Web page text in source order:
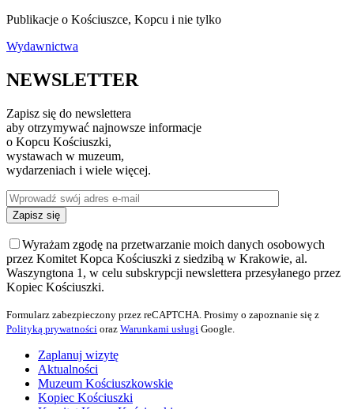
Publikacje o Kościuszce, Kopcu i nie tylko
Wydawnictwa
NEWSLETTER
Zapisz się do newslettera
aby otrzymywać najnowsze informacje
o Kopcu Kościuszki,
wystawach w muzeum,
wydarzeniach i wiele więcej.
Wyrażam zgodę na przetwarzanie moich danych osobowych
przez Komitet Kopca Kościuszki z siedzibą w Krakowie, al.
Waszyngtona 1, w celu subskrypcji newslettera przesyłanego przez
Kopiec Kościuszki.
Formularz zabezpieczony przez reCAPTCHA. Prosimy o zapoznanie się z
Polityką prywatności oraz Warunkami usługi Google.
Zaplanuj wizytę
Aktualności
Muzeum Kościuszkowskie
Kopiec Kościuszki